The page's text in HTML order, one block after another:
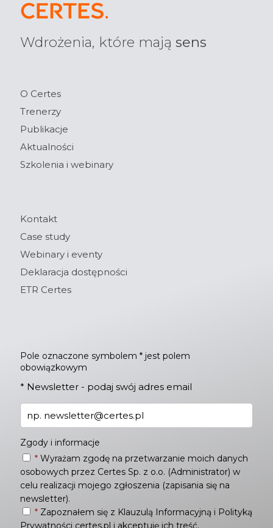
Wdrożenia, które mają sens
O Certes
Trenerzy
Publikacje
Aktualności
Szkolenia i webinary
Kontakt
Case study
Webinary i eventy
Deklaracja dostępności
ETR Certes
Pole oznaczone symbolem * jest polem
obowiązkowym
* Newsletter - podaj swój adres email
Zgody i informacje
* Wyrażam zgodę na przetwarzanie moich danych
osobowych przez Certes Sp. z o.o. (Administrator) w
celu realizacji mojego zgłoszenia (zapisania się na
newsletter).
* Zapoznałem się z Klauzulą Informacyjną i Polityką
Prywatności certes.pl i akceptuję ich treść.